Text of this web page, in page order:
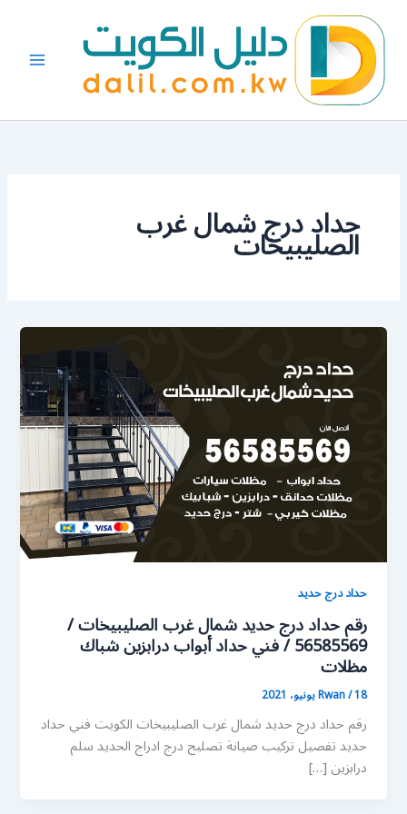
المحتوى
حداد درج شمال غرب
الصليبيخات
حداد درج حديد
رقم حداد درج حديد شمال غرب الصليبيخات /
56585569 / فني حداد أبواب درابزين شباك
مظلات
Rwan/18 يونيو، 2021
رقم حداد درج حديد شمال غرب الصليبيخات الكويت فني حداد
حديد تفصيل تركيب صيانة تصليح درج ادراج الحديد سلم
درابزين […]